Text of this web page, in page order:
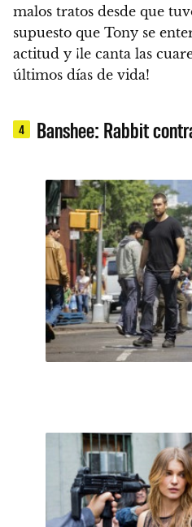
malos tratos desde que
supuesto que Tony se
actitud y ¡le canta las
últimos días de vida!
4 Banshee: Rabbit